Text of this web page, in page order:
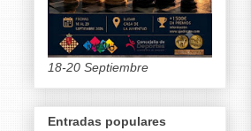
18-20 Septiembre
Entradas populares